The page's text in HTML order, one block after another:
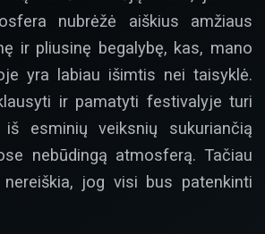
nubrėžė aiškius amžiaus
ir pliusinę begalybę, kas, mano
yra labiau išimtis nei taisyklė.
ir pamatyti festivalyje turi
esminių veiksnių sukuriančią
nebūdingą atmosferą. Tačiau
jog visi bus patenkinti